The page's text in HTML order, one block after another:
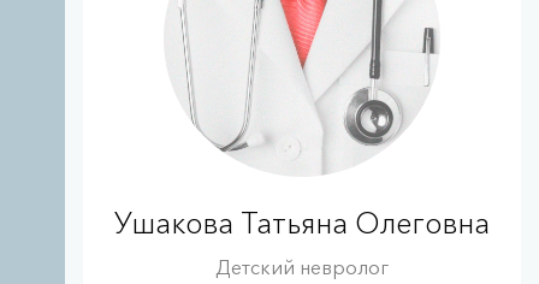
Ушакова Татьяна Олеговна
Детский невролог